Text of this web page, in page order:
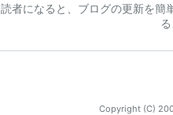
読者になると、ブログの更新を簡
Copyright (C)